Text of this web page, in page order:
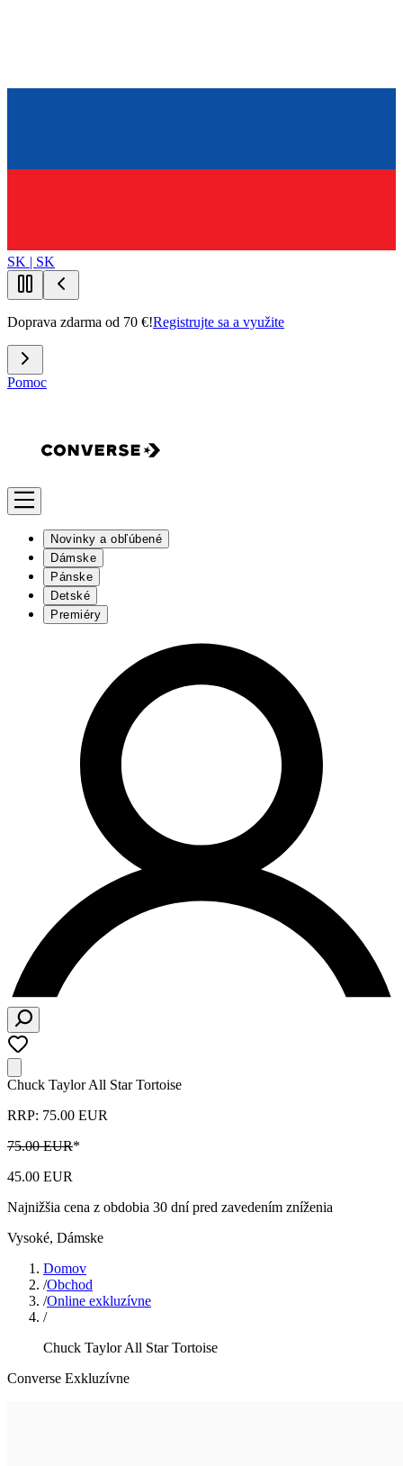
SK | SK
Doprava zdarma od 70 €!Registrujte sa a využite
Pomoc
Novinky a obľúbené
Dámske
Pánske
Detské
Premiéry
Chuck Taylor All Star Tortoise
RRP: 75.00 EUR
75.00 EUR*
45.00 EUR
Najnižšia cena z obdobia 30 dní pred zavedením zníženia
Vysoké, Dámske
Domov
/Obchod
/Online exkluzívne
/
Chuck Taylor All Star Tortoise
Converse Exkluzívne